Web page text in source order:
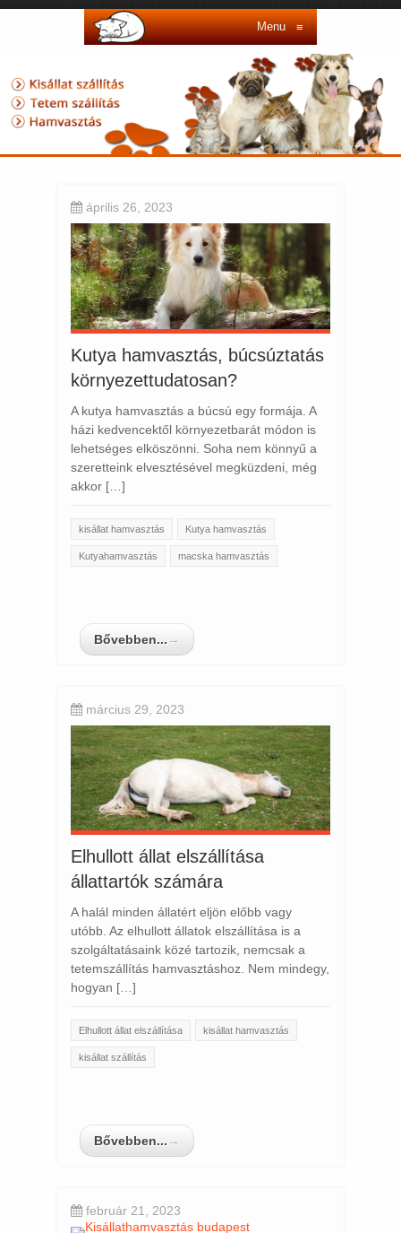
Menu≡
április 26, 2023
Kutya hamvasztás, búcsúztatás
környezettudatosan?
A kutya hamvasztás a búcsú egy formája. A
házi kedvencektől környezetbarát módon is
lehetséges elköszönni. Soha nem könnyű a
szeretteink elvesztésével megküzdeni, még
akkor […]
kisállat hamvasztás Kutya hamvasztás
Kutyahamvasztás macska hamvasztás
Bővebben... →
március 29, 2023
Elhullott állat elszállítása
állattartók számára
A halál minden állatért eljön előbb vagy
utóbb. Az elhullott állatok elszállítása is a
szolgáltatásaink közé tartozik, nemcsak a
tetemszállítás hamvasztáshoz. Nem mindegy,
hogyan […]
Elhullott állat elszállítása kisállat hamvasztás
kisállat szállítás
Bővebben... →
február 21, 2023